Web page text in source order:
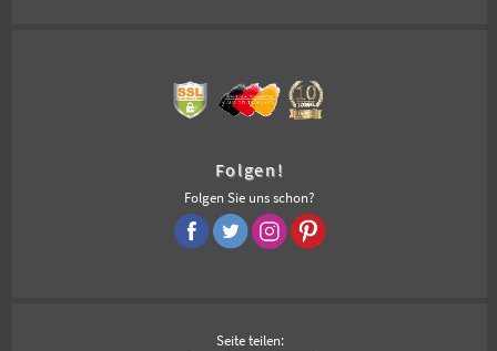
Folgen!
Folgen Sie uns schon?
Seite teilen: